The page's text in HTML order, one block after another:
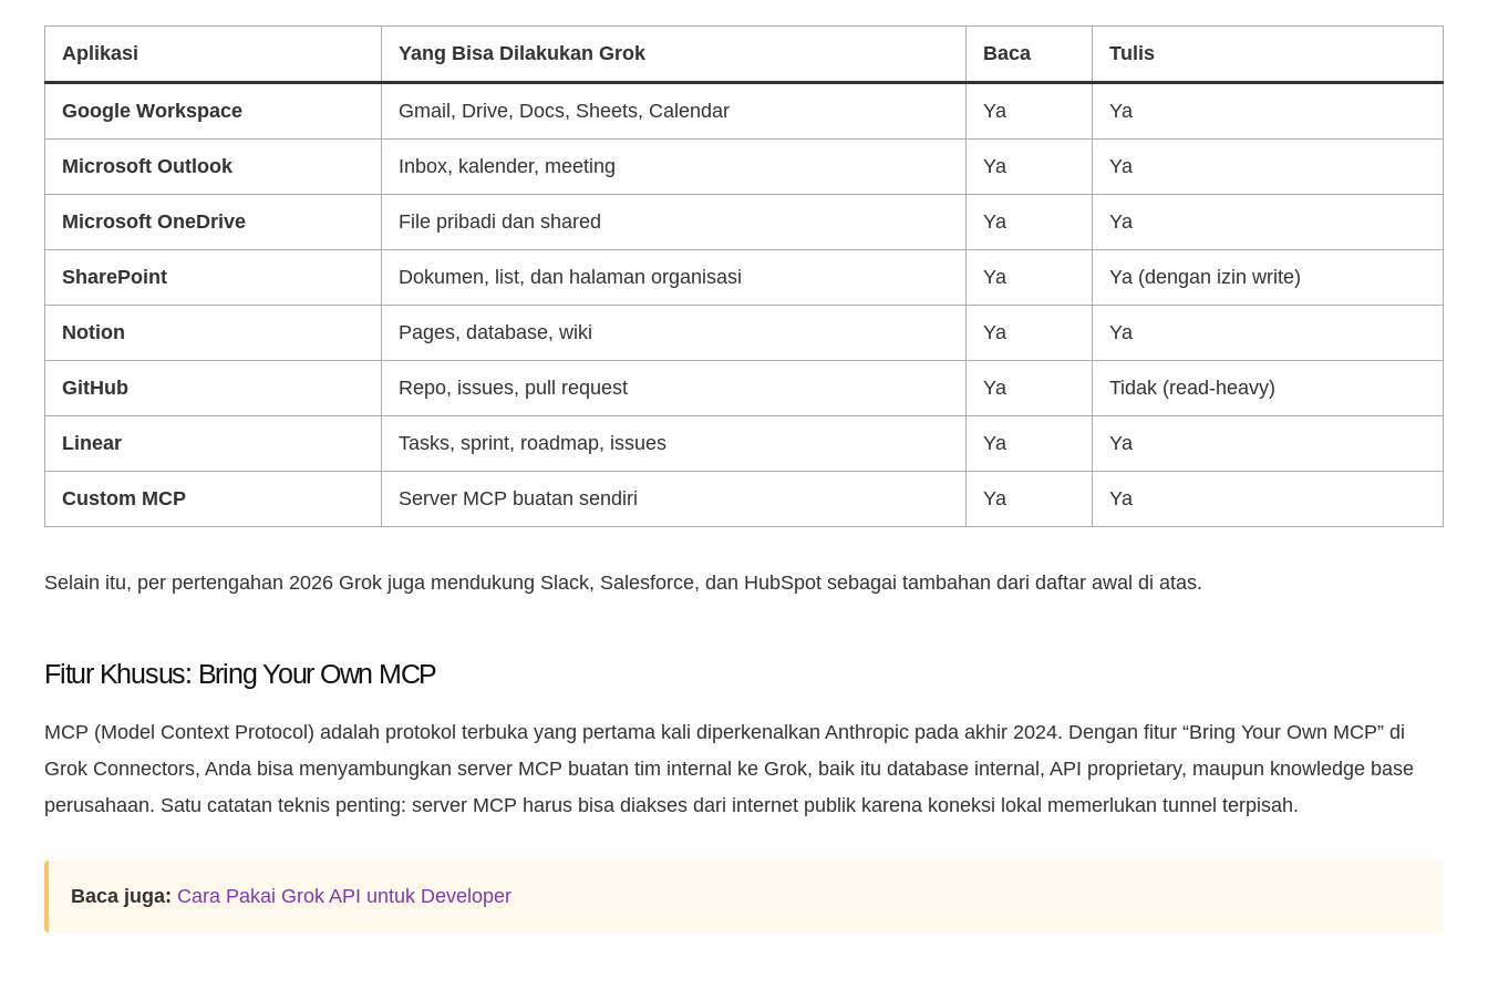
Aplikasi Yang Bisa Dilakukan Grok Baca Tulis
Google Workspace Gmail, Drive, Docs, Sheets, Calendar Ya Ya
Microsoft Outlook Inbox, kalender, meeting Ya Ya
Microsoft OneDrive File pribadi dan shared Ya Ya
SharePoint Dokumen, list, dan halaman organisasi Ya Ya (dengan izin write)
Notion Pages, database, wiki Ya Ya
GitHub Repo, issues, pull request Ya Tidak (read-heavy)
Linear Tasks, sprint, roadmap, issues Ya Ya
Custom MCP Server MCP buatan sendiri Ya Ya
Selain itu, per pertengahan 2026 Grok juga mendukung Slack, Salesforce, dan HubSpot sebagai tambahan dari daftar awal di atas.
Fitur Khusus: Bring Your Own MCP
MCP (Model Context Protocol) adalah protokol terbuka yang pertama kali diperkenalkan Anthropic pada akhir 2024. Dengan fitur “Bring Your Own MCP” di
Grok Connectors, Anda bisa menyambungkan server MCP buatan tim internal ke Grok, baik itu database internal, API proprietary, maupun knowledge base
perusahaan. Satu catatan teknis penting: server MCP harus bisa diakses dari internet publik karena koneksi lokal memerlukan tunnel terpisah.
Baca juga: Cara Pakai Grok API untuk Developer